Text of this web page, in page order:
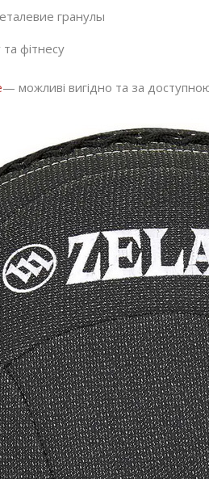
гранулы
та фітнесу
— можливі вигідно та за